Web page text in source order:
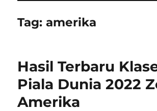
Tag:amerika
Hasil Terbaru
Piala Dunia 2022
Amerika